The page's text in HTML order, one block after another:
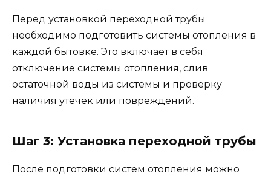
Перед установкой переходной трубы
необходимо подготовить системы отопления в
каждой бытовке. Это включает в себя
отключение системы отопления, слив
остаточной воды из системы и проверку
наличия утечек или повреждений.
Шаг 3: Установка переходной трубы
После подготовки систем отопления можно